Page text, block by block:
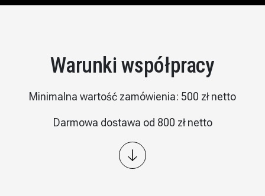
Warunki współpracy
Minimalna wartość zamówienia: 500 zł netto
Darmowa dostawa od 800 zł netto
Wysyłka: kurier InPost